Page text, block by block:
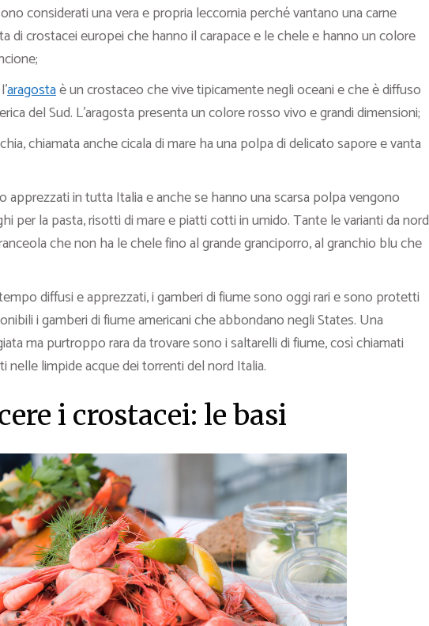
considerati una vera e propria leccornia perché vantano una carne
di crostacei europei che hanno il carapace e le chele e hanno un colore
aragostaè un crostaceo che vive tipicamente negli oceani e che è diffuso
del Sud. L’aragosta presenta un colore rosso vivo e grandi dimensioni;
chiamata anche cicala di mare ha una polpa di delicato sapore e vanta
apprezzati in tutta Italia e anche se hanno una scarsa polpa vengono
per la pasta, risotti di mare e piatti cotti in umido. Tante le varianti da nord
che non ha le chele fino al grande granciporro, al granchio blu che
diffusi e apprezzati, i gamberi di fiume sono oggi rari e sono protetti
i gamberi di fiume americani che abbondano negli States. Una
ma purtroppo rara da trovare sono i saltarelli di fiume, così chiamati
nelle limpide acque dei torrenti del nord Italia.
i crostacei: le basi